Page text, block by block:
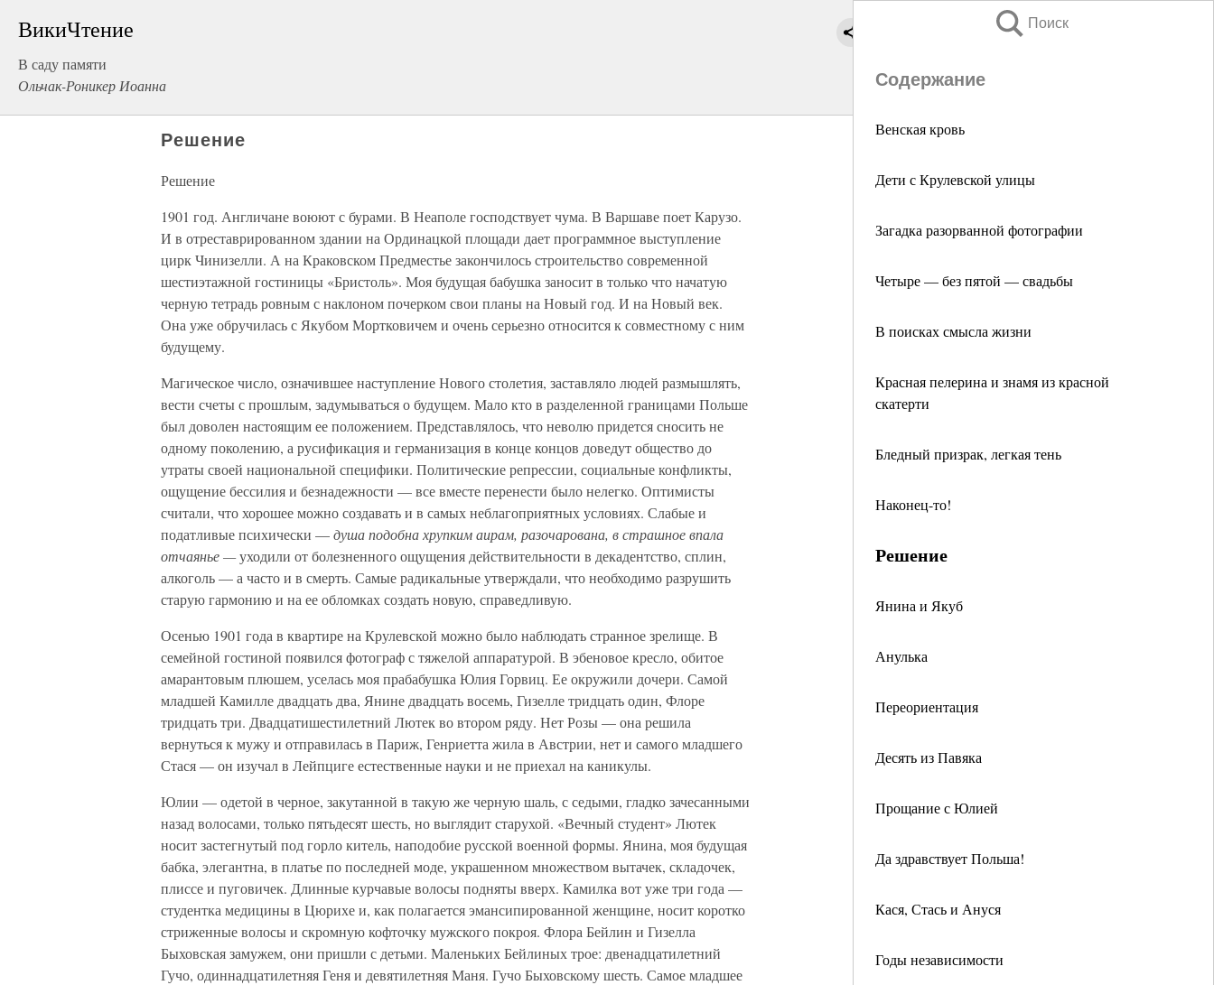
ВикиЧтение
В саду памяти
Ольчак-Роникер Иоанна
Поиск
Содержание
Венская кровь
Дети с Крулевской улицы
Загадка разорванной фотографии
Четыре — без пятой — свадьбы
В поисках смысла жизни
Красная пелерина и знамя из красной
скатерти
Бледный призрак, легкая тень
Наконец-то!
Решение
Янина и Якуб
Анулька
Переориентация
Десять из Павяка
Прощание с Юлией
Да здравствует Польша!
Кася, Стась и Ануся
Годы независимости
Решение
Решение
1901 год. Англичане воюют с бурами. В Неаполе господствует чума. В Варшаве поет Карузо.
И в отреставрированном здании на Ординацкой площади дает программное выступление
цирк Чинизелли. А на Краковском Предместье закончилось строительство современной
шестиэтажной гостиницы «Бристоль». Моя будущая бабушка заносит в только что начатую
черную тетрадь ровным с наклоном почерком свои планы на Новый год. И на Новый век.
Она уже обручилась с Якубом Мортковичем и очень серьезно относится к совместному с ним
будущему.
Магическое число, означившее наступление Нового столетия, заставляло людей размышлять,
вести счеты с прошлым, задумываться о будущем. Мало кто в разделенной границами Польше
был доволен настоящим ее положением. Представлялось, что неволю придется сносить не
одному поколению, а русификация и германизация в конце концов доведут общество до
утраты своей национальной специфики. Политические репрессии, социальные конфликты,
ощущение бессилия и безнадежности — все вместе перенести было нелегко. Оптимисты
считали, что хорошее можно создавать и в самых неблагоприятных условиях. Слабые и
податливые психически —душа подобна хрупким аирам, разочарована, в страшное впала
отчаянье —уходили от болезненного ощущения действительности в декадентство, сплин,
алкоголь — а часто и в смерть. Самые радикальные утверждали, что необходимо разрушить
старую гармонию и на ее обломках создать новую, справедливую.
Осенью 1901 года в квартире на Крулевской можно было наблюдать странное зрелище. В
семейной гостиной появился фотограф с тяжелой аппаратурой. В эбеновое кресло, обитое
амарантовым плюшем, уселась моя прабабушка Юлия Горвиц. Ее окружили дочери. Самой
младшей Камилле двадцать два, Янине двадцать восемь, Гизелле тридцать один, Флоре
тридцать три. Двадцатишестилетний Лютек во втором ряду. Нет Розы — она решила
вернуться к мужу и отправилась в Париж, Генриетта жила в Австрии, нет и самого младшего
Стася — он изучал в Лейпциге естественные науки и не приехал на каникулы.
Юлии — одетой в черное, закутанной в такую же черную шаль, с седыми, гладко зачесанными
назад волосами, только пятьдесят шесть, но выглядит старухой. «Вечный студент» Лютек
носит застегнутый под горло китель, наподобие русской военной формы. Янина, моя будущая
бабка, элегантна, в платье по последней моде, украшенном множеством вытачек, складочек,
плиссе и пуговичек. Длинные курчавые волосы подняты вверх. Камилка вот уже три года —
студентка медицины в Цюрихе и, как полагается эмансипированной женщине, носит коротко
стриженные волосы и скромную кофточку мужского покроя. Флора Бейлин и Гизелла
Быховская замужем, они пришли с детьми. Маленьких Бейлиных трое: двенадцатилетний
Гучо, одиннадцатилетняя Геня и девятилетняя Маня. Гучо Быховскому шесть. Самое младшее